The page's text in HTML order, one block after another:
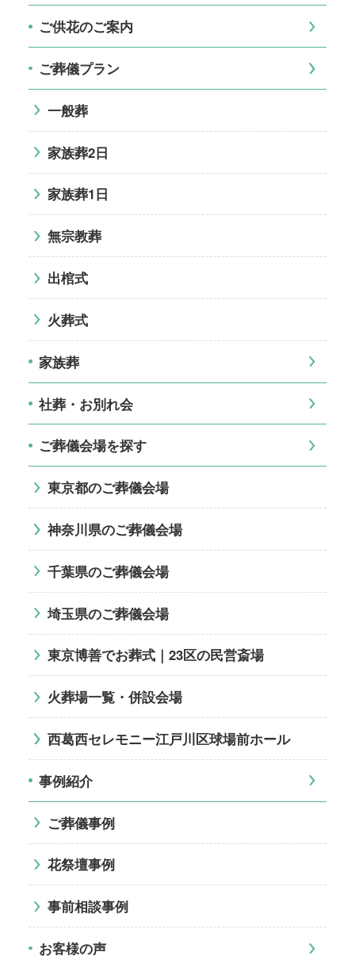
ご供花のご案内
ご葬儀プラン
一般葬
家族葬2日
家族葬1日
無宗教葬
出棺式
火葬式
家族葬
社葬・お別れ会
ご葬儀会場を探す
東京都のご葬儀会場
神奈川県のご葬儀会場
千葉県のご葬儀会場
埼玉県のご葬儀会場
東京博善でお葬式｜23区の民営斎場
火葬場一覧・併設会場
西葛西セレモニー江戸川区球場前ホール
事例紹介
ご葬儀事例
花祭壇事例
事前相談事例
お客様の声